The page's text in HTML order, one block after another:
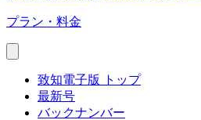
プラン・料金
致知電子版 トップ
最新号
バックナンバー